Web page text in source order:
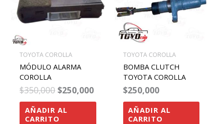
TOYOTA COROLLA
MÓDULO ALARMA
COROLLA
$350,000 $250,000
AÑADIR AL
CARRITO
TOYOTA COROLLA
BOMBA CLUTCH
TOYOTA COROLLA
$250,000
AÑADIR AL
CARRITO